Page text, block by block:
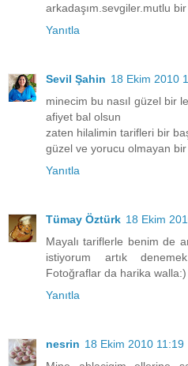
arkadaşım.sevgiler.mutlu
Yanıtla
Sevil Şahin 18 Ekim 2010
minecim bu nasıl güzel bir
afiyet bal olsun
zaten hilalimin tarifleri bir
güzel ve yorucu olmayan
Yanıtla
Tümay Öztürk 18 Ekim
Mayalı tariflerle benim de
istiyorum artık
Fotoğraflar da harika walla:)
Yanıtla
nesrin 18 Ekim 2010 11:19